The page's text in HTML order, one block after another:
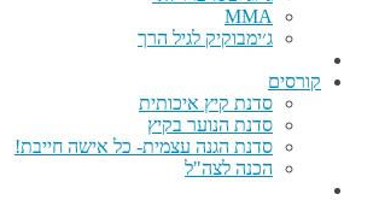
MMA
ג׳ימבוקיק לגיל הרך
קורסים
סדנת קיץ איכותית
סדנת הנוער בקיץ
סדנת הגנה עצמית- כל אישה חייבת!
הכנה לצה"ל